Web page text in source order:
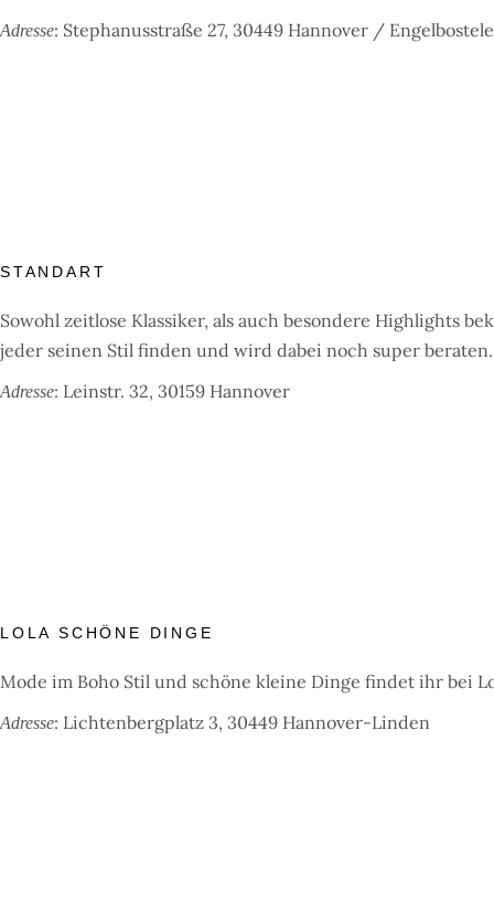
Adresse: Stephanusstraße 27, 30449 Hannover /
STANDART
Sowohl zeitlose Klassiker, als auch besondere Highlights
jeder seinen Stil finden und wird dabei noch super beraten.
Adresse: Leinstr. 32, 30159 Hannover
LOLA SCHÖNE DINGE
Mode im Boho Stil und schöne kleine Dinge findet ihr bei
Adresse: Lichtenbergplatz 3, 30449 Hannover-Linden